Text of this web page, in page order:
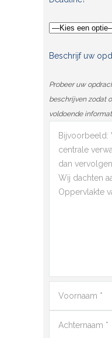
Beschrijf uw
Probeer uw
beschrijven zodat
voldoende